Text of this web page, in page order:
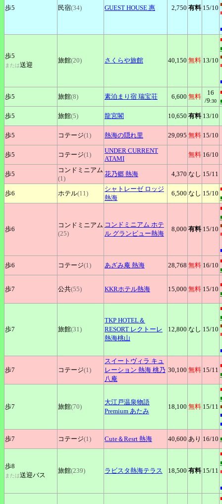
歩5 民宿(34) GUEST HOUSE 惠 2,750 有料 15/10
歩5
または送迎
旅館(20) さくらや旅館 40,150 無料 13/10
歩5
旅館(8) 素泊まり宿 瑞宝荘 6,600 無料
16
/9:30
歩5
旅館(5) 龍宮閣 10,650 有料 13/10
歩5 コテージ(1) 熱海の隠れ里 29,095 無料 15/10
歩5 コテージ(1)
UNDER CURRENT
ATAMI
無料 16/10
歩5
コンドミニアム
(1)
花乃郷 熱海 4,370 なし 15/11
歩6 ホテル(11)
シャトレーゼ ロッジ
熱海
6,500 なし 15/10
歩6
コンドミニアム
(25)
コンドミニアム ホテ
ル グランビュー熱海
8,000 有料 15/10
歩6
コテージ(1) あざみ庵 熱海 28,768 無料 16/10
歩7 公共(55) KKRホテル熱海 15,000 無料 15/10
歩7 旅館(31)
TKP HOTEL＆
RESORT レクトーレ
熱海桃山
12,800 なし 15/10
歩7 コテージ(1)
スイートヴィラ キュ
レーション 熱海 桃乃
八庵
30,100 無料 15/11
歩7 旅館(70)
大江戸温泉物語
Premium あたみ
18,100 無料 15/11
歩7
コテージ(1) Cute＆Resrt 熱海 40,600 あり 16/10
歩8
または送迎バス
旅館(239) ラビスタ熱海テラス 18,500 有料 15/11